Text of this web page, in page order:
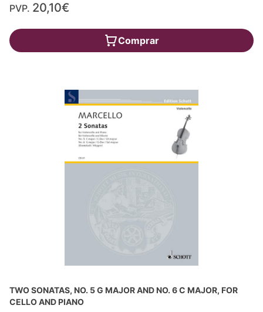
PVP. 20,10€
Comprar
TWO SONATAS, NO. 5 G MAJOR AND NO. 6 C MAJOR, FOR
CELLO AND PIANO